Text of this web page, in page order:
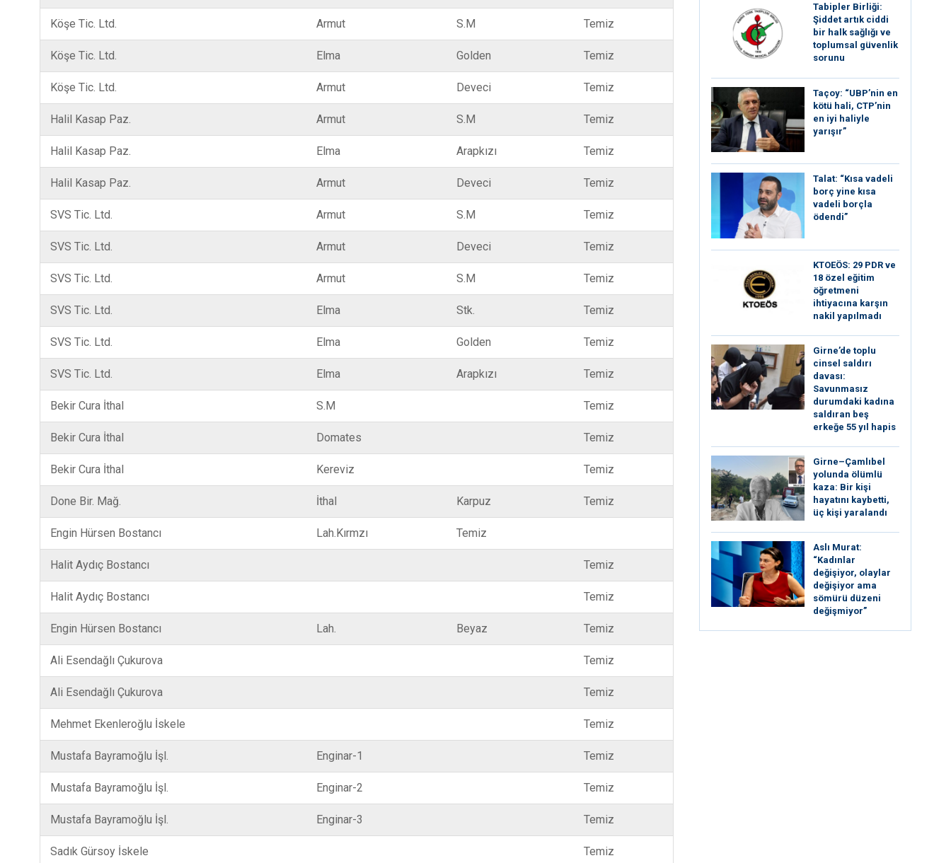
Köşe Tic. Ltd. Armut S.M Temiz
Köşe Tic. Ltd. Elma Golden Temiz
Köşe Tic. Ltd. Armut Deveci Temiz
Halil Kasap Paz. Armut S.M Temiz
Halil Kasap Paz. Elma Arapkızı Temiz
Halil Kasap Paz. Armut Deveci Temiz
SVS Tic. Ltd. Armut S.M Temiz
SVS Tic. Ltd. Armut Deveci Temiz
SVS Tic. Ltd. Armut S.M Temiz
SVS Tic. Ltd. Elma Stk. Temiz
SVS Tic. Ltd. Elma Golden Temiz
SVS Tic. Ltd. Elma Arapkızı Temiz
Bekir Cura İthal S.M Temiz
Bekir Cura İthal Domates Temiz
Bekir Cura İthal Kereviz Temiz
Done Bir. Mağ. İthal Karpuz Temiz
Engin Hürsen Bostancı Lah.Kırmzı Temiz
Halit Aydıç Bostancı Temiz
Halit Aydıç Bostancı Temiz
Engin Hürsen Bostancı Lah. Beyaz Temiz
Ali Esendağlı Çukurova Temiz
Ali Esendağlı Çukurova Temiz
Mehmet Ekenleroğlu İskele Temiz
Mustafa Bayramoğlu İşl. Enginar-1 Temiz
Mustafa Bayramoğlu İşl. Enginar-2 Temiz
Mustafa Bayramoğlu İşl. Enginar-3 Temiz
Sadık Gürsoy İskele Temiz
Tabipler Birliği:
Şiddet artık ciddi
bir halk sağlığı ve
toplumsal güvenlik
sorunu
Taçoy: “UBP’nin en
kötü hali, CTP’nin
en iyi haliyle
yarışır”
Talat: “Kısa vadeli
borç yine kısa
vadeli borçla
ödendi”
KTOEÖS: 29 PDR ve
18 özel eğitim
öğretmeni
ihtiyacına karşın
nakil yapılmadı
Girne’de toplu
cinsel saldırı
davası:
Savunmasız
durumdaki kadına
saldıran beş
erkeğe 55 yıl hapis
Girne–Çamlıbel
yolunda ölümlü
kaza: Bir kişi
hayatını kaybetti,
üç kişi yaralandı
Aslı Murat:
“Kadınlar
değişiyor, olaylar
değişiyor ama
sömürü düzeni
değişmiyor”